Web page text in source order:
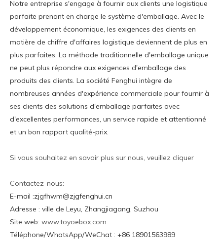
Notre entreprise s'engage à fournir aux clients une logistique
parfaite prenant en charge le système d'emballage. Avec le
développement économique, les exigences des clients en
matière de chiffre d'affaires logistique deviennent de plus en
plus parfaites. La méthode traditionnelle d'emballage unique
ne peut plus répondre aux exigences d'emballage des
produits des clients. La société Fenghui intègre de
nombreuses années d'expérience commerciale pour fournir à
ses clients des solutions d'emballage parfaites avec
d'excellentes performances, un service rapide et attentionné
et un bon rapport qualité-prix.
Si vous souhaitez en savoir plus sur nous, veuillez cliquer
Contactez-nous:
E-mail :zjgfhwm@zjgfenghui.cn
Adresse : ville de Leyu, Zhangjiagang, Suzhou
Site web: www.toyoebox.com
Téléphone/WhatsApp/WeChat : +86 18901563989